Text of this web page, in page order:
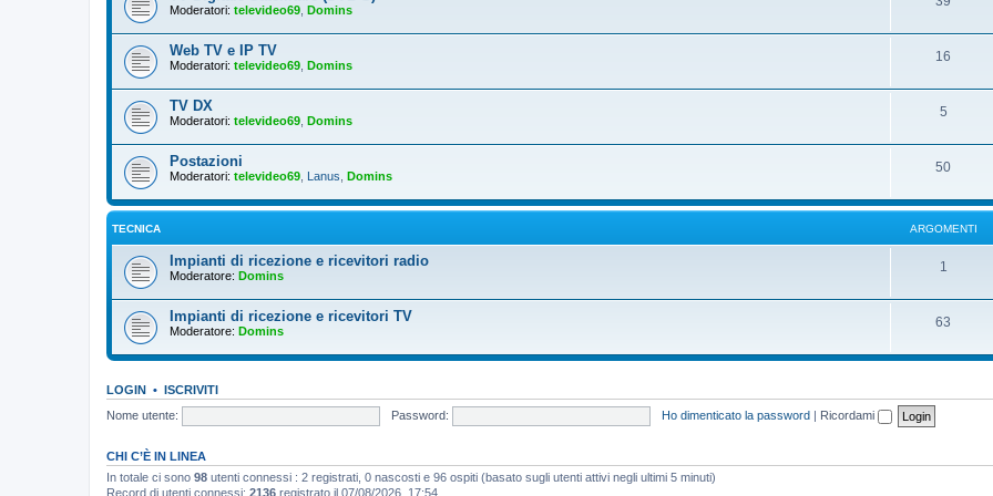
Moderatori: televideo69 Domins
Web TV e IP TV
Moderatori: televideo69 Domins
16
TV DX
Moderatori: televideo69 Domins
5
Postazioni
Moderatori: televideo69 Lanus Domins
50
TECNICA ARGOMENTI
Impianti di ricezione e ricevitori radio
Moderatore: Domins
1
Impianti di ricezione e ricevitori TV
Moderatore: Domins
63
LOGIN • ISCRIVITI
Nome utente:
Password: Ho dimenticato la password | Ricordami
CHI C’È IN LINEA
In totale ci sono 98 utenti connessi : 2 registrati, 0 nascosti e 96 ospiti (basato sugli utenti attivi negli ultimi 5 minuti)
Record di utenti connessi: 2136 registrato il 07/08/2026, 17:54